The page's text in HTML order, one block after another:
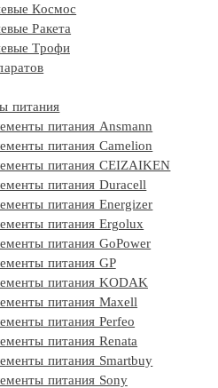
Космос
Ракета
Трофи
питания
питания Ansmann
питания Camelion
питания CEIZAIKEN
питания Duracell
питания Energizer
питания Ergolux
питания GoPower
питания GP
питания KODAK
питания Maxell
питания Perfeo
питания Renata
питания Smartbuy
питания Sony